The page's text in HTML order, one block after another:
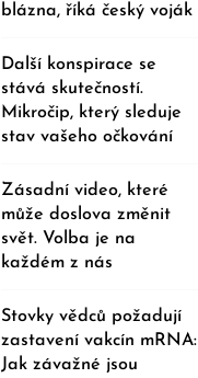
blázna, říká český voják
Další konspirace se
stává skutečností.
Mikročip, který sleduje
stav vašeho očkování
Zásadní video, které
může doslova změnit
svět. Volba je na
každém z nás
Stovky vědců požadují
zastavení vakcín mRNA:
Jak závažné jsou